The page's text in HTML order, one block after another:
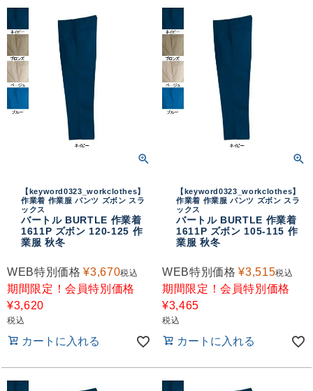
【keyword0323_workclothes】
作業着 作業服 パンツ ズボン スラ
ックス
バートル BURTLE 作業着
1611P ズボン 120-125 作
業服 秋冬
WEB特別価格 ¥3,670税込
期間限定！会員特別価格
¥3,620
税込
カートに入れる
【keyword0323_workclothes】
作業着 作業服 パンツ ズボン スラ
ックス
バートル BURTLE 作業着
1611P ズボン 105-115 作
業服 秋冬
WEB特別価格 ¥3,515税込
期間限定！会員特別価格
¥3,465
税込
カートに入れる